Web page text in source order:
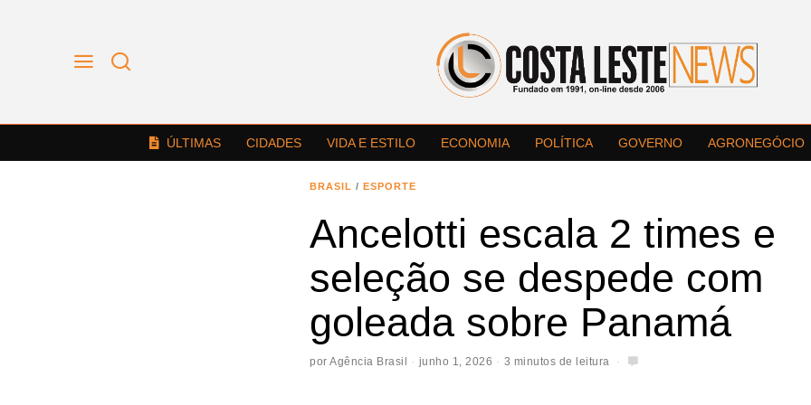
ÚLTIMAS CIDADES VIDA E ESTILO ECONOMIA POLÍTICA GOVERNO AGRONEGÓCIO
BRASIL / ESPORTE
Ancelotti escala 2 times e
seleção se despede com
goleada sobre Panamá
por Agência Brasil junho 1, 2026 3 minutos de leitura